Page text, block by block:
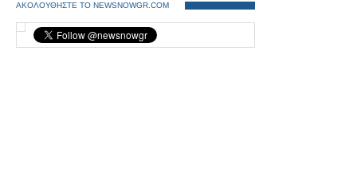
ΑΚΟΛΟΥΘΗΣΤΕ ΤΟ NEWSNOWGR.COM